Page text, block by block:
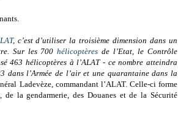
, c’est d’utiliser la troisième dimension dans un
Sur les 700hélicoptères de l’Etat, le Contrôle
463 hélicoptères à l’ALAT - ce nombre atteindra
dans l’Armée de l’air et une quarantaine dans la
Ladevèze, commandant l’ALAT. Celle-ci forme
de la gendarmerie, des Douanes et de la Sécurité